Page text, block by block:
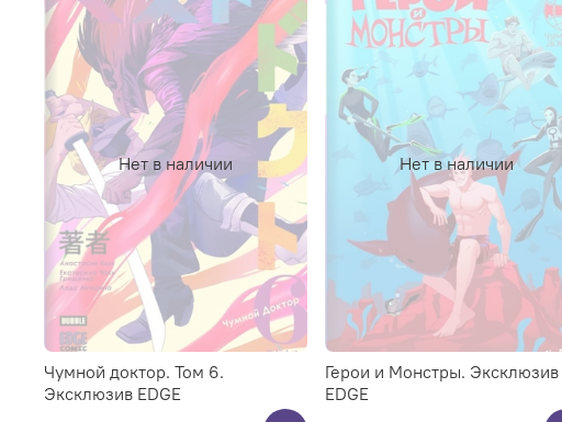
Нет в наличии
Чумной доктор. Том 6.
Эксклюзив EDGE
Нет в наличии
Герои и Монстры. Эксклюзив
EDGE